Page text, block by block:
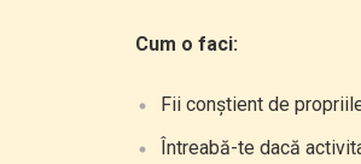
Cum o faci:
Fii conștient de
Întreabă-te dacă